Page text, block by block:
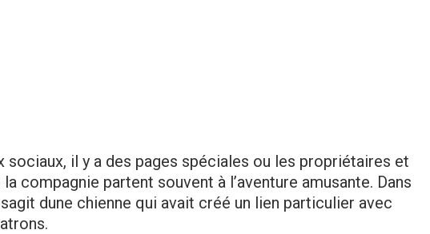
sociaux, il y a des pages spéciales ou les propriétaires et
compagnie partent souvent à l’aventure amusante. Dans
dune chienne qui avait créé un lien particulier avec